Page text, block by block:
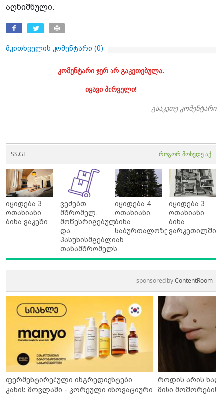
აღნიშნული.
მკითხველის კომენტარი (0)
კომენტარი ჯერ არ გაკეთებულა.
იყავი პირველი!
გააკეთე კომენტარი
SS.GE როგორ მოხვდე აქ
იყიდება 3
ოთახიანი
ბინა ვაკეში
ვეძებთ
მშრომელ.
მოწესრიგებულ
და
პასუხისმგებლიან
თანამშრომელს.
იყიდება 4
ოთახიანი
ბინა
საბურთალოზე
იყიდება 3
ოთახიანი
ბინა
ვარკეთილში
sponsored byContentRoom
ფერმენტირებული ინგრედიენტები
კანის მოვლაში - კორეული ინოვაციური
როდის არის
მისი მოშორების